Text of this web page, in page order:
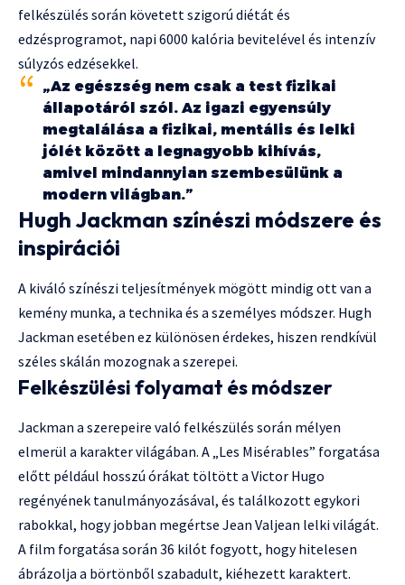
felkészülés során követett szigorú diétát és
edzésprogramot, napi 6000 kalória bevitelével és intenzív
súlyzós edzésekkel.
„Az egészség nem csak a test fizikai
állapotáról szól. Az igazi egyensúly
megtalálása a fizikai, mentális és lelki
jólét között a legnagyobb kihívás,
amivel mindannyian szembesülünk a
modern világban.”
Hugh Jackman színészi módszere és
inspirációi
A kiváló színészi teljesítmények mögött mindig ott van a
kemény munka, a technika és a személyes módszer. Hugh
Jackman esetében ez különösen érdekes, hiszen rendkívül
széles skálán mozognak a szerepei.
Felkészülési folyamat és módszer
Jackman a szerepeire való felkészülés során mélyen
elmerül a karakter világában. A „Les Misérables” forgatása
előtt például hosszú órákat töltött a Victor Hugo
regényének tanulmányozásával, és találkozott egykori
rabokkal, hogy jobban megértse Jean Valjean lelki világát.
A film forgatása során 36 kilót fogyott, hogy hitelesen
ábrázolja a börtönből szabadult, kiéhezett karaktert.